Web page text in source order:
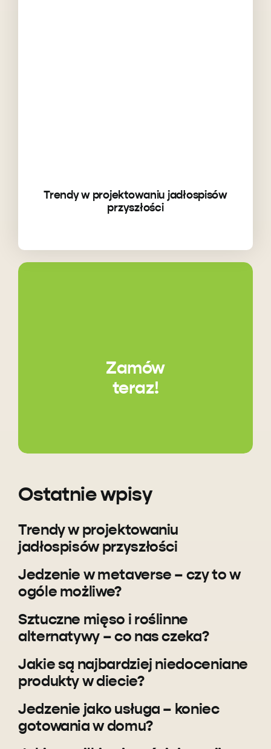
Trendy w projektowaniu jadłospisów
przyszłości
Zamów
teraz!
Ostatnie wpisy
Trendy w projektowaniu
jadłospisów przyszłości
Jedzenie w metaverse – czy to w
ogóle możliwe?
Sztuczne mięso i roślinne
alternatywy – co nas czeka?
Jakie są najbardziej niedoceniane
produkty w diecie?
Jedzenie jako usługa – koniec
gotowania w domu?